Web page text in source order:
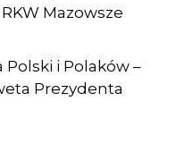
Mazowsze
i Polaków –
Prezydenta